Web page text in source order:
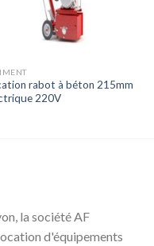
rabot à béton 215mm
220V
la société AF
d'équipements